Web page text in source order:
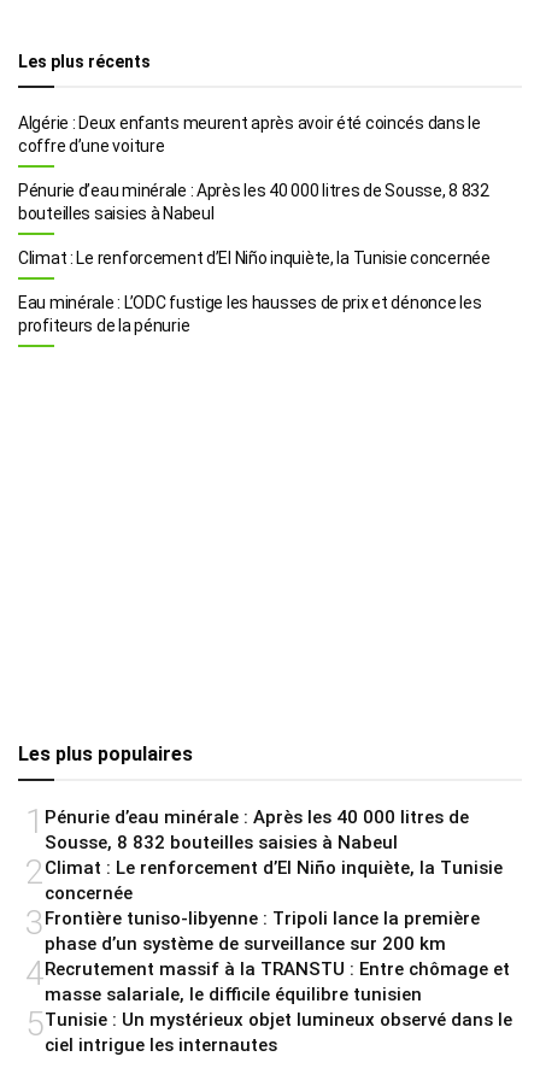
Les plus récents
Algérie : Deux enfants meurent après avoir été coincés dans le
coffre d’une voiture
Pénurie d’eau minérale : Après les 40 000 litres de Sousse, 8 832
bouteilles saisies à Nabeul
Climat : Le renforcement d’El Niño inquiète, la Tunisie concernée
Eau minérale : L’ODC fustige les hausses de prix et dénonce les
profiteurs de la pénurie
Les plus populaires
1 Pénurie d’eau minérale : Après les 40 000 litres de
Sousse, 8 832 bouteilles saisies à Nabeul
2Climat : Le renforcement d’El Niño inquiète, la Tunisie
concernée
3Frontière tuniso-libyenne : Tripoli lance la première
phase d’un système de surveillance sur 200 km
4Recrutement massif à la TRANSTU : Entre chômage et
masse salariale, le difficile équilibre tunisien
5Tunisie : Un mystérieux objet lumineux observé dans le
ciel intrigue les internautes